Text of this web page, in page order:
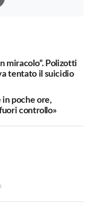
miracolo”. Polizotti
tentato il suicidio
poche ore,
fuori controllo»